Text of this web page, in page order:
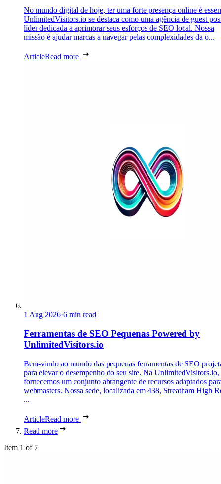
No mundo digital de hoje, ter uma forte presença online é
UnlimitedVisitors.io se destaca como uma agência de guest
líder dedicada a aprimorar seus esforços de SEO local. Nossa
missão é ajudar marcas a navegar pelas complexidades da o...
ArticleRead more
1 Aug 2026·6 min read
Ferramentas de SEO Pequenas Powered by
UnlimitedVisitors.io
Bem-vindo ao mundo das pequenas ferramentas de SEO
para elevar o desempenho do seu site. Na UnlimitedVisitors.io,
fornecemos um conjunto abrangente de recursos adaptados
webmasters. Nossa sede, localizada em 438, Streatham High
...
ArticleRead more
Read more
Item 1 of 7